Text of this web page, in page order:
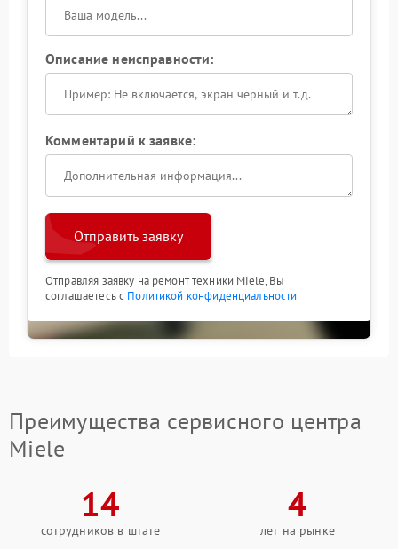
Описание неисправности:
Комментарий к заявке:
Отправить заявку
Отправляя заявку на ремонт техники Miele, Вы
соглашаетесь с Политикой конфиденциальности
Преимущества сервисного центра
Miele
14
сотрудников в штате
4
лет на рынке